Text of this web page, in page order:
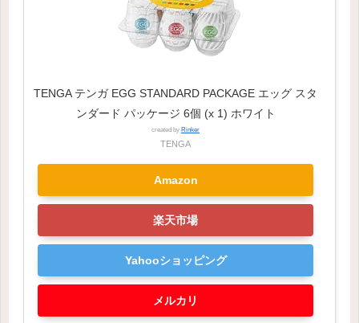
TENGA テンガ EGG STANDARD PACKAGE エッグ スタ
ンダード パッケージ 6個 (x 1) ホワイト
created by Rinker
TENGA
Amazon
楽天市場
Yahooショッピング
メルカリ